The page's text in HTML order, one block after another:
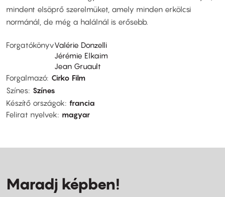
mindent elsöprő szerelmüket, amely minden erkölcsi
normánál, de még a halálnál is erősebb.
ForgatókönyvValérie Donzelli
Jérémie Elkaim
Jean Gruault
Forgalmazó Cirko Film
Színes Színes
Készítő országok francia
Felirat nyelvek
magyar
Maradj képben!